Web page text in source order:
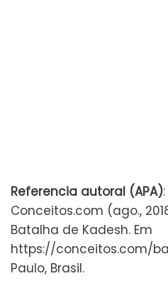
Referencia autoral (APA)
Conceitos.com (ago.,
Batalha de Kadesh. Em
https://conceitos.com/
Paulo, Brasil.